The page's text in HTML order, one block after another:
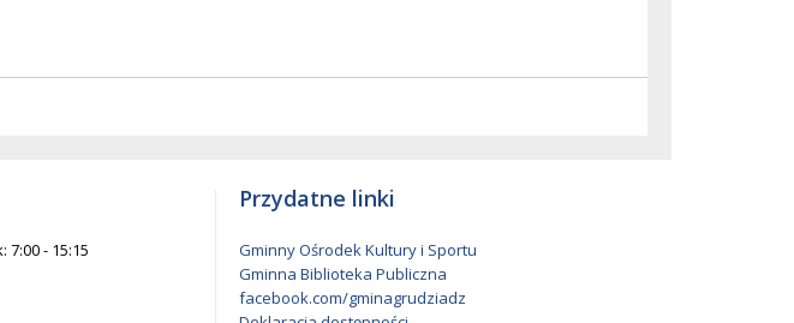
7:00 - 15:15
Przydatne linki
Gminny Ośrodek Kultury i Sportu
Gminna Biblioteka Publiczna
facebook.com/gminagrudziadz